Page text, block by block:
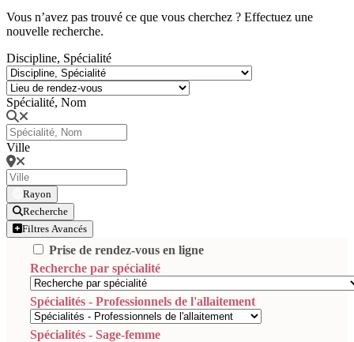
Vous n’avez pas trouvé ce que vous cherchez ? Effectuez une
nouvelle recherche.
Discipline, Spécialité
Spécialité, Nom
Ville
Rayon
Recherche
Filtres Avancés
Prise de rendez-vous en ligne
Recherche par spécialité
Spécialités - Professionnels de l'allaitement
Spécialités - Sage-femme